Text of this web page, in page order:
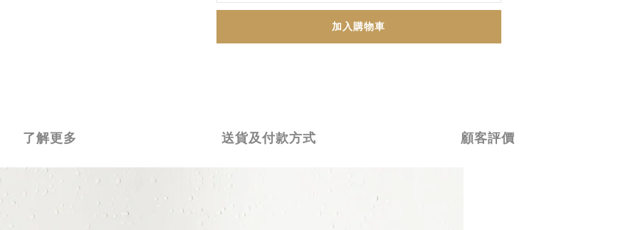
加入購物車
了解更多 送貨及付款方式 顧客評價